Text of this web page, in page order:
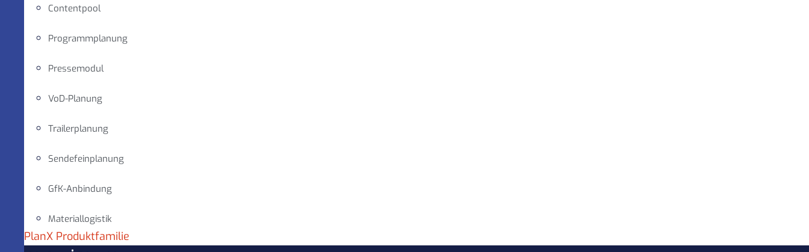
Contentpool
Programmplanung
Pressemodul
VoD-Planung
Trailerplanung
Sendefeinplanung
GfK-Anbindung
Materiallogistik
PlanX Produktfamilie